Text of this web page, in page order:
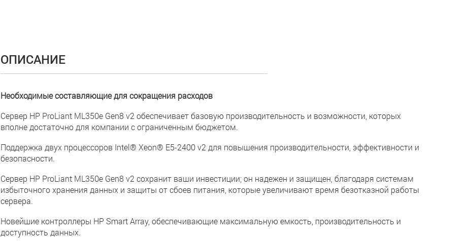
ОПИСАНИЕ
Необходимые составляющие для сокращения расходов
Сервер HP ProLiant ML350e Gen8 v2 обеспечивает базовую производительность и возможности, которых
вполне достаточно для компании с ограниченным бюджетом.
Поддержка двух процессоров Intel® Xeon® E5-2400 v2 для повышения производительности, эффективности и
безопасности.
Сервер HP ProLiant ML350e Gen8 v2 сохранит ваши инвестиции; он надежен и защищен, благодаря системам
избыточного хранения данных и защиты от сбоев питания, которые увеличивают время безотказной работы
сервера.
Новейшие контроллеры HP Smart Array, обеспечивающие максимальную емкость, производительность и
доступность данных.